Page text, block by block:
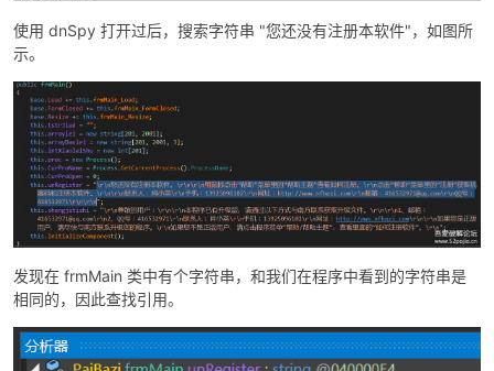
使用 dnSpy 打开过后，搜索字符串 "您还没有注册本软件"，如图所
示。
发现在 frmMain 类中有个字符串，和我们在程序中看到的字符串是
相同的，因此查找引用。